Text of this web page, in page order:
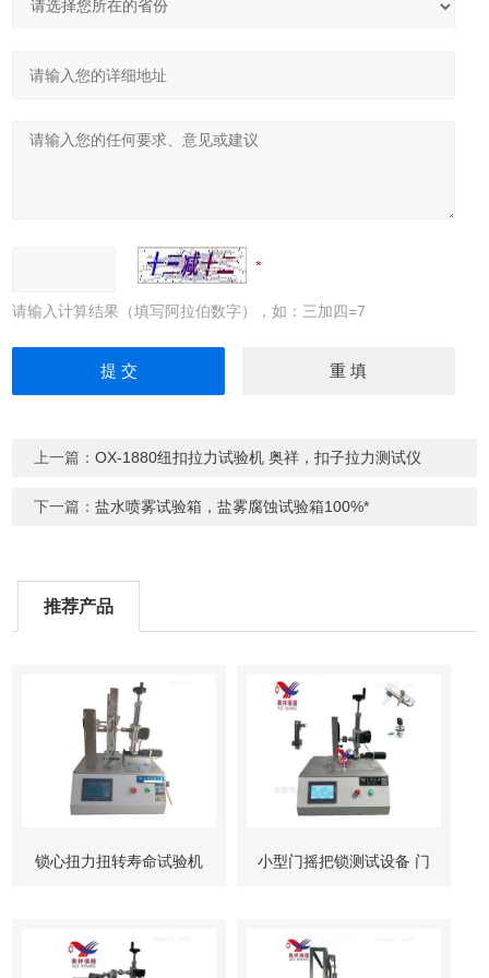
请输入计算结果（填写阿拉伯数字），如：三加四=7
上一篇：OX-1880纽扣拉力试验机 奥祥，扣子拉力测试仪
下一篇：盐水喷雾试验箱，盐雾腐蚀试验箱100%*
推荐产品
锁心扭力扭转寿命试验机 小型门摇把锁测试设备 门